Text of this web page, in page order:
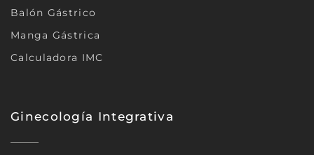
Balón Gástrico
Manga Gástrica
Calculadora IMC
Ginecología Integrativa